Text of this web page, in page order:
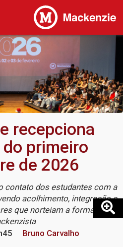
recepciona
primeiro
de 2026
contato dos estudantes com a
acolhimento, integração e
que norteiam a formação
Bruno Carvalho